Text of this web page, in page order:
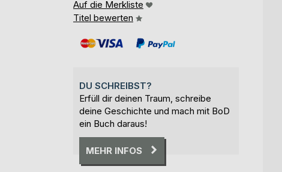
Auf die Merkliste
Titel bewerten
DU SCHREIBST?
Erfüll dir deinen Traum, schreibe
deine Geschichte und mach mit BoD
ein Buch daraus!
MEHR INFOS